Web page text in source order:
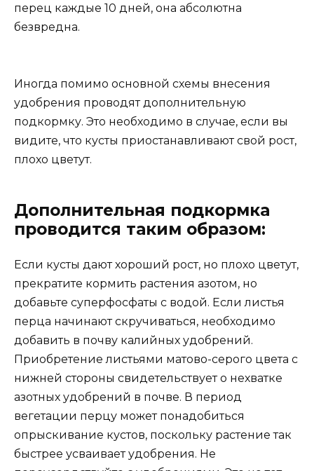
перец каждые 10 дней, она абсолютна
безвредна.
Иногда помимо основной схемы внесения
удобрения проводят дополнительную
подкормку. Это необходимо в случае, если вы
видите, что кусты приостанавливают свой рост,
плохо цветут.
Дополнительная подкормка
проводится таким образом:
Если кусты дают хороший рост, но плохо цветут,
прекратите кормить растения азотом, но
добавьте суперфосфаты с водой. Если листья
перца начинают скручиваться, необходимо
добавить в почву калийных удобрений.
Приобретение листьями матово-серого цвета с
нижней стороны свидетельствует о нехватке
азотных удобрений в почве. В период
вегетации перцу может понадобиться
опрыскивание кустов, поскольку растение так
быстрее усваивает удобрения. Не